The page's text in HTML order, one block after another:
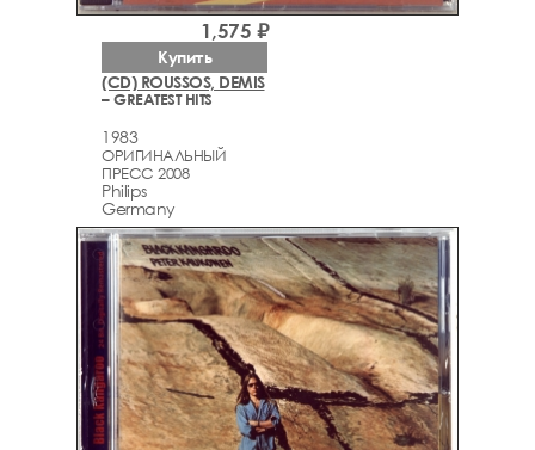
(CD) ROUSSOS, DEMIS
– GREATEST HITS
1983
ОРИГИНАЛЬНЫЙ
ПРЕСС 2008
Philips
Germany
1,575 ₽
Купить